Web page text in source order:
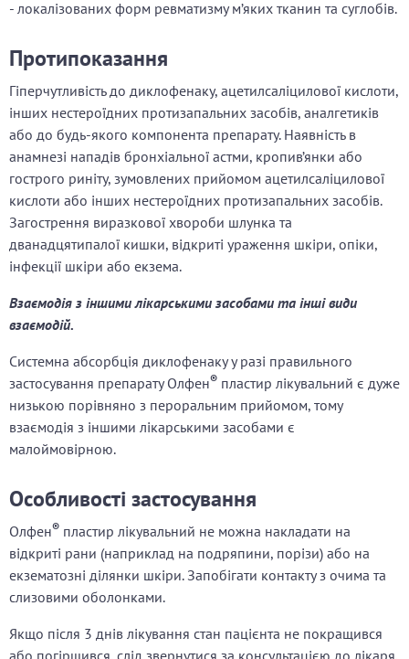
- локалізованих форм ревматизму м’яких тканин та суглобів.
Протипоказання
Гіперчутливість до диклофенаку, ацетилсаліцилової кислоти,
інших нестероїдних протизапальних засобів, аналгетиків
або до будь-якого компонента препарату. Наявність в
анамнезі нападів бронхіальної астми, кропив’янки або
гострого риніту, зумовлених прийомом ацетилсаліцилової
кислоти або інших нестероїдних протизапальних засобів.
Загострення виразкової хвороби шлунка та
дванадцятипалої кишки, відкриті ураження шкіри, опіки,
інфекції шкіри або екзема.
Взаємодія з іншими лікарськими засобами та інші види
взаємодій.
Системна абсорбція диклофенаку у разі правильного
застосування препарату Олфен® пластир лікувальний є дуже
низькою порівняно з пероральним прийомом, тому
взаємодія з іншими лікарськими засобами є
малоймовірною.
Особливості застосування
Олфен® пластир лікувальний не можна накладати на
відкриті рани (наприклад на подряпини, порізи) або на
екзематозні ділянки шкіри. Запобігати контакту з очима та
слизовими оболонками.
Якщо після 3 днів лікування стан пацієнта не покращився